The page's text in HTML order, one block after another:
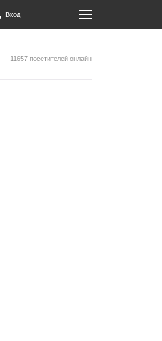
Вход
11657 посетителей онлайн